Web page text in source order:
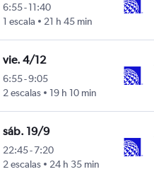
6:55-11:40
1 escala
21 h 45 min
vie. 4/12
6:55-9:05
2 escalas
19 h 10 min
sáb. 19/9
22:45-7:20
2 escalas
24 h 35 min